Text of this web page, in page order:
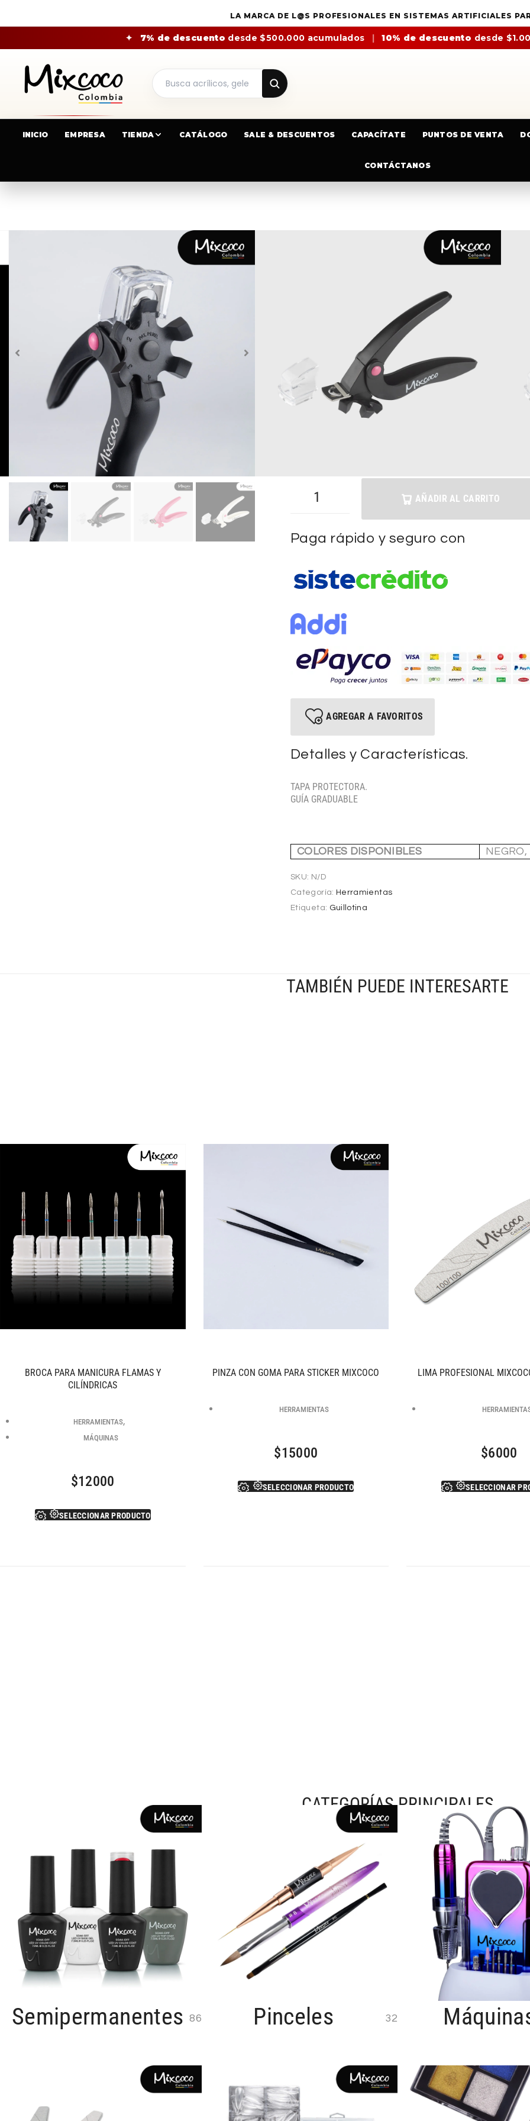
LA MARCA DE L@S PROFESIONALES EN SISTEMAS ARTIFICIALES
✦ 7% de descuento desde $500.000 acumulados | 10% de descuento desde
INICIO EMPRESA TIENDA CATÁLOGO SALE & DESCUENTOS CAPACÍTATE PUNTOS DE VENTA
CONTÁCTANOS
GUILLOTINA CON GUÍA MIXCOCO
Selecciona una referencia y
Mixcoco / Pregunta aquí sobre este producto
¿Necesitas ayuda? Contáctenos aquí a través
COLORES DISPONIBLES
AÑADIR AL CARRITO
Paga rápido y seguro con
AGREGAR A FAVORITOS
Detalles y Características.
TAPA PROTECTORA.
GUÍA GRADUABLE
COLORES DISPONIBLES
SKU: N/D
Categoría: Herramientas
Etiqueta: Guillotina
TAMBIÉN PUEDE INTERESARTE
BROCA PARA MANICURA FLAMAS Y
CILÍNDRICAS
HERRAMIENTAS,
MÁQUINAS
$12000
SELECCIONAR PRODUCTO
PINZA CON GOMA PARA STICKER MIXCOCO
HERRAMIENTAS
$15000
SELECCIONAR PRODUCTO
LIMA PROFESIONAL
$6000
SELECCIONAR
CATEGORÍAS PRINCIPALES
Semipermanentes 86 Pinceles 32